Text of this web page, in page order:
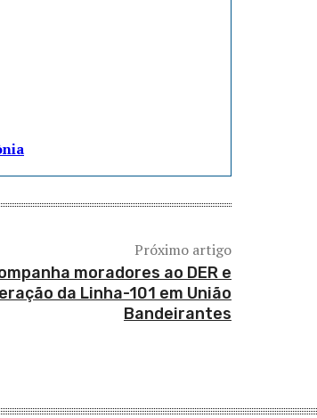
Próximo artigo
moradores ao DER e
da Linha-101 em União
Bandeirantes